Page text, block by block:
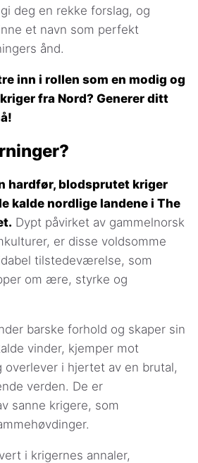
deg en rekke forslag, og
et navn som perfekt
ånd.
inn i rollen som en modig og
fra Nord? Generer ditt
hardfør, blodsprutet kriger
kalde nordlige landene i The
Dypt påvirket av gammelnorsk
er disse voldsomme
tilstedeværelse, som
om ære, styrke og
barske forhold og skaper sin
vinder, kjemper mot
overlever i hjertet av en brutal,
verden. De er
sanne krigere, som
i krigernes annaler,